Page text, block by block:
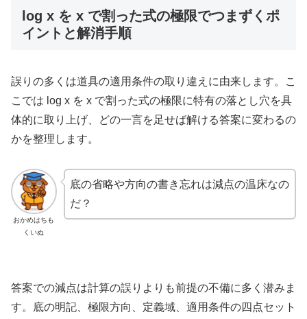
log x を x で割った式の極限でつまずくポ
イントと解消手順
誤りの多くは道具の適用条件の取り違えに由来します。こ
こでは log x を x で割った式の極限に特有の落とし穴を具
体的に取り上げ、どの一言を足せば解ける答案に変わるの
かを整理します。
おかめはちも
くいぬ
底の省略や方向の書き忘れは減点の温床なの
だ？
答案での減点は計算の誤りよりも前提の不備に多く潜みま
す。底の明記、極限方向、定義域、適用条件の四点セット